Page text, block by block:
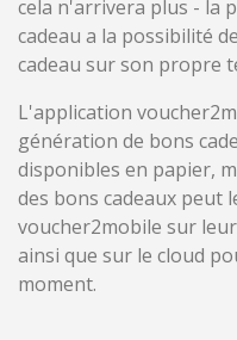
cela n'arrivera plus - la
cadeau a la possibilité
cadeau sur son propre
L'application
génération de bons
disponibles en papier,
des bons cadeaux peut
voucher2mobile sur
ainsi que sur le cloud
moment.